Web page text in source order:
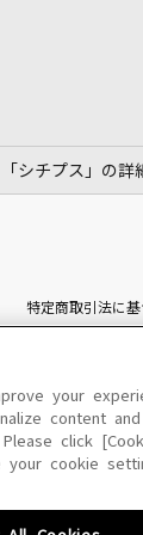
「シチプス」の詳
特定商取引法に
このサイトに掲
your
content and
click
your cookie